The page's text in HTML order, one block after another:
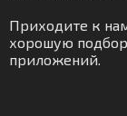
Приходите к
хорошую
приложений.